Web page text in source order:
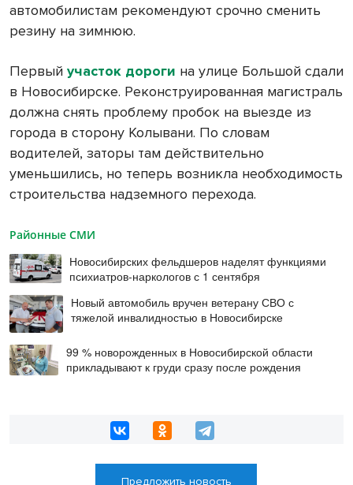
автомобилистам рекомендуют срочно сменить
резину на зимнюю.
Первый участок дороги на улице Большой сдали
в Новосибирске. Реконструированная магистраль
должна снять проблему пробок на выезде из
города в сторону Колывани. По словам
водителей, заторы там действительно
уменьшились, но теперь возникла необходимость
строительства надземного перехода.
Районные СМИ
Новосибирских фельдшеров наделят функциями
психиатров-наркологов с 1 сентября
Новый автомобиль вручен ветерану СВО с
тяжелой инвалидностью в Новосибирске
99 % новорожденных в Новосибирской области
прикладывают к груди сразу после рождения
Предложить новость